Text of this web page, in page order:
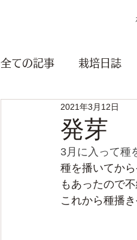
全ての記事 栽培日誌
茎・ネギ類 根菜類
マルシェ 無題の
発芽
2021年3月12日
3月に入って種
種を播いてか
もあったので
これから種播